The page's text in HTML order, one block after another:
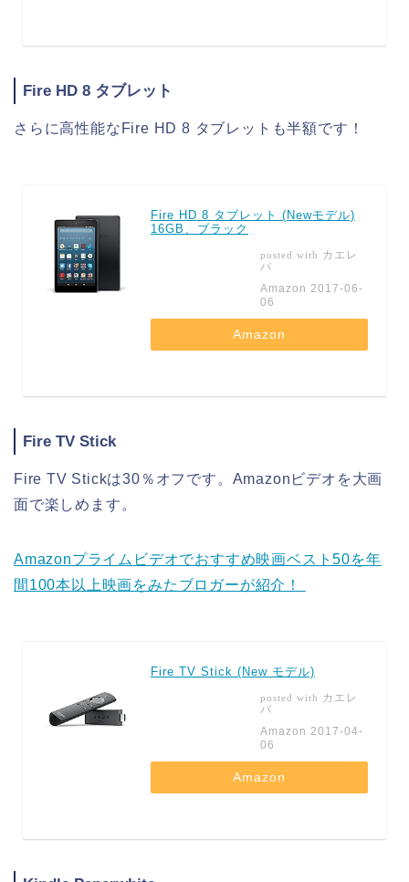
Fire HD 8 タブレット
さらに高性能なFire HD 8 タブレットも半額です！
Fire HD 8 タブレット (Newモデル)
16GB、ブラック
posted with カエレ
バ
Amazon 2017-06-
06
Amazon
Fire TV Stick
Fire TV Stickは30％オフです。Amazonビデオを大画
面で楽しめます。
Amazonプライムビデオでおすすめ映画ベスト50を年
間100本以上映画をみたブロガーが紹介！
Fire TV Stick (New モデル)
posted with カエレ
バ
Amazon 2017-04-
06
Amazon